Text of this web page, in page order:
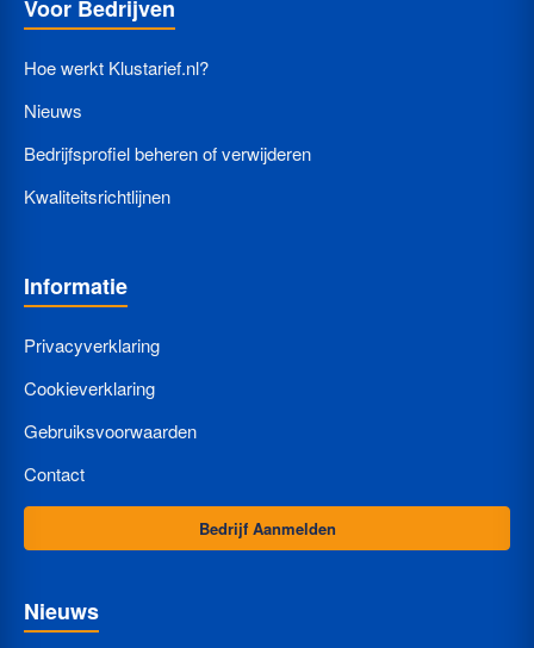
Voor Bedrijven
Hoe werkt Klustarief.nl?
Nieuws
Bedrijfsprofiel beheren of verwijderen
Kwaliteitsrichtlijnen
Informatie
Privacyverklaring
Cookieverklaring
Gebruiksvoorwaarden
Contact
Bedrijf Aanmelden
Nieuws